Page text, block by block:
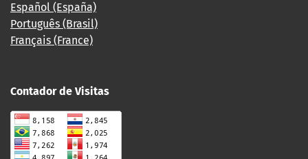
Español (España)
Português (Brasil)
Français (France)
Contador de Visitas